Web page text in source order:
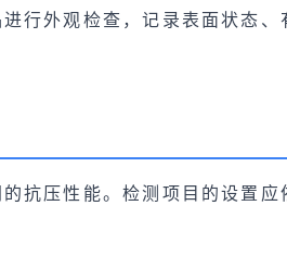
行外观检查，记录表面状态、
抗压性能。检测项目的设置